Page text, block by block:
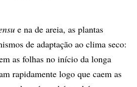
e na de areia, as plantas
de adaptação ao clima seco:
as folhas no início da longa
rapidamente logo que caem as